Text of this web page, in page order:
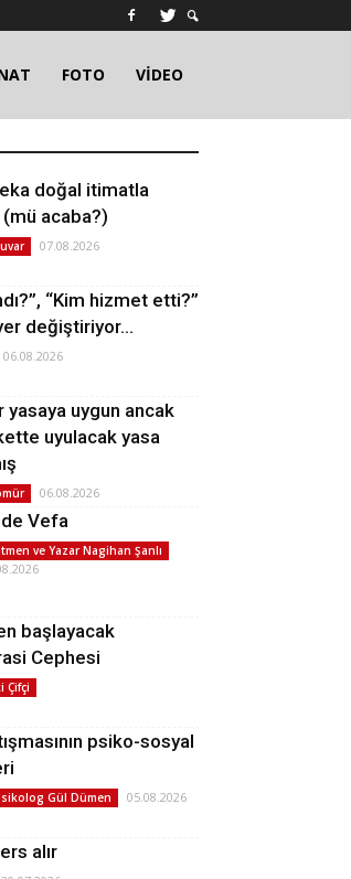
FOTO VİDEO
doğal itimatla
acaba?)
07.08.2026
“Kim hizmet etti?”
değiştiriyor…
06.08.2026
yasaya uygun ancak
uyulacak yasa
06.08.2026
Vefa
ve Yazar Nagihan Şanlı
başlayacak
Cephesi
Çifçi
psiko-sosyal
Gül Dümen 05.08.2026
alır